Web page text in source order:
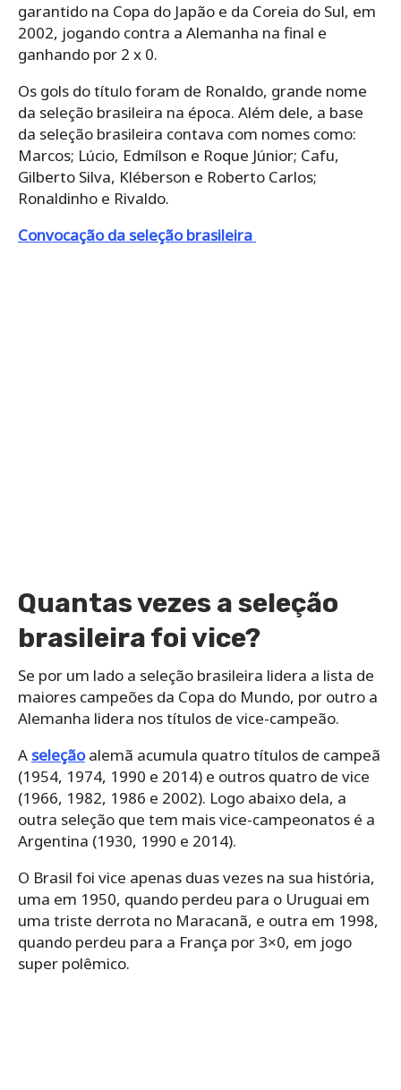
garantido na Copa do Japão e da Coreia do Sul, em
2002, jogando contra a Alemanha na final e
ganhando por 2 x 0.
Os gols do título foram de Ronaldo, grande nome
da seleção brasileira na época. Além dele, a base
da seleção brasileira contava com nomes como:
Marcos; Lúcio, Edmílson e Roque Júnior; Cafu,
Gilberto Silva, Kléberson e Roberto Carlos;
Ronaldinho e Rivaldo.
Convocação da seleção brasileira
Quantas vezes a seleção
brasileira foi vice?
Se por um lado a seleção brasileira lidera a lista de
maiores campeões da Copa do Mundo, por outro a
Alemanha lidera nos títulos de vice-campeão.
A seleçãoalemã acumula quatro títulos de campeã
(1954, 1974, 1990 e 2014) e outros quatro de vice
(1966, 1982, 1986 e 2002). Logo abaixo dela, a
outra seleção que tem mais vice-campeonatos é a
Argentina (1930, 1990 e 2014).
O Brasil foi vice apenas duas vezes na sua história,
uma em 1950, quando perdeu para o Uruguai em
uma triste derrota no Maracanã, e outra em 1998,
quando perdeu para a França por 3×0, em jogo
super polêmico.